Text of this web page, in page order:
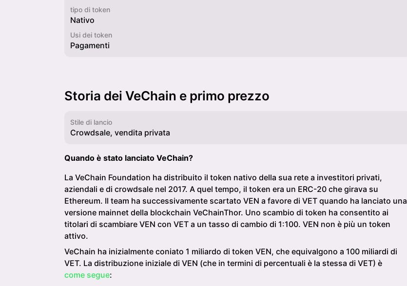
tipo di token
Nativo
Usi dei token
Pagamenti
Storia dei VeChain e primo prezzo
Stile di lancio
Crowdsale, vendita privata
Quando è stato lanciato VeChain?
La VeChain Foundation ha distribuito il token nativo della sua rete a investitori privati,
aziendali e di crowdsale nel 2017. A quel tempo, il token era un ERC-20 che girava su
Ethereum. Il team ha successivamente scartato VEN a favore di VET quando ha lanciato una
versione mainnet della blockchain VeChainThor. Uno scambio di token ha consentito ai
titolari di scambiare VEN con VET a un tasso di cambio di 1:100. VEN non è più un token
attivo.
VeChain ha inizialmente coniato 1 miliardo di token VEN, che equivalgono a 100 miliardi di
VET. La distribuzione iniziale di VEN (che in termini di percentuali è la stessa di VET) è
come segue: